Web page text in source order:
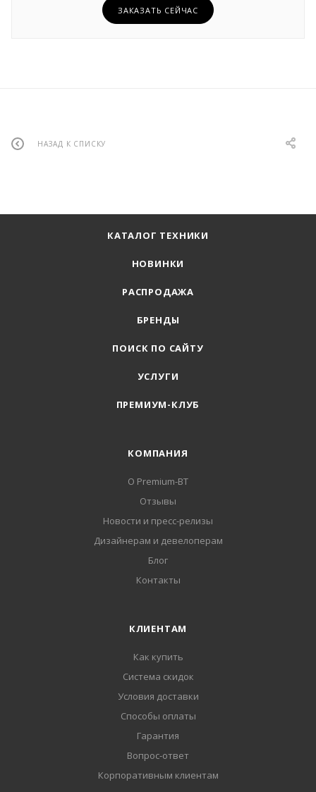
ЗАКАЗАТЬ СЕЙЧАС
НАЗАД К СПИСКУ
КАТАЛОГ ТЕХНИКИ
НОВИНКИ
РАСПРОДАЖА
БРЕНДЫ
ПОИСК ПО САЙТУ
УСЛУГИ
ПРЕМИУМ-КЛУБ
КОМПАНИЯ
О Premium-BT
Отзывы
Новости и пресс-релизы
Дизайнерам и девелоперам
Блог
Контакты
КЛИЕНТАМ
Как купить
Система скидок
Условия доставки
Способы оплаты
Гарантия
Вопрос-ответ
Корпоративным клиентам